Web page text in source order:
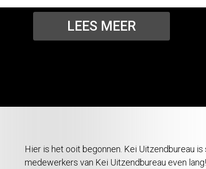
LEES MEER
Hier is het ooit begonnen. Kei Uitzendbureau
medewerkers van Kei Uitzendbureau even